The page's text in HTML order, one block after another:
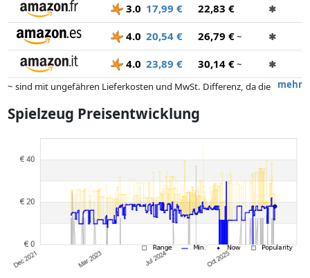
3.0 17,99 € 22,83 € ✱
4.0 20,54 € 26,79 €~ ✱
4.0 23,89 € 30,14 €~
✱
mehr
~ sind mit ungefähren Lieferkosten und MwSt. Differenz, da die
abweichen können.
geändert haben. Die Ordnung erfolgt rein nach dem Preis,
Vergütungen durch Partner haben darauf keinerlei Einfluss. Nur bei
gleichen Preisen können historische Leistungen die Ordnung
Spielzeug Preisentwicklung